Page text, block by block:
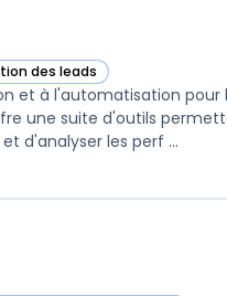
des leads
cette catégorie
et à l'automatisation
une suite d'outils
d'analyser les perf ...